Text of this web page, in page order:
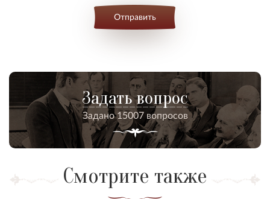
Отправить
Задать вопрос
Задано 15007 вопросов
Смотрите также